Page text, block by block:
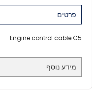
פרטים
Engine control cable C5
מידע נוסף